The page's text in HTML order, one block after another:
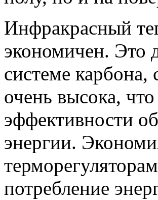
Инфракрасный
экономичен. Это
системе карбона,
очень высока,
эффективности
энергии.
потребление